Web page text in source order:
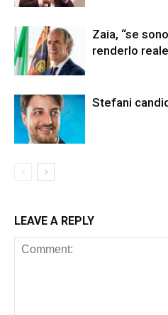
Zaia, “se
renderlo
Stefani
LEAVE A REPLY